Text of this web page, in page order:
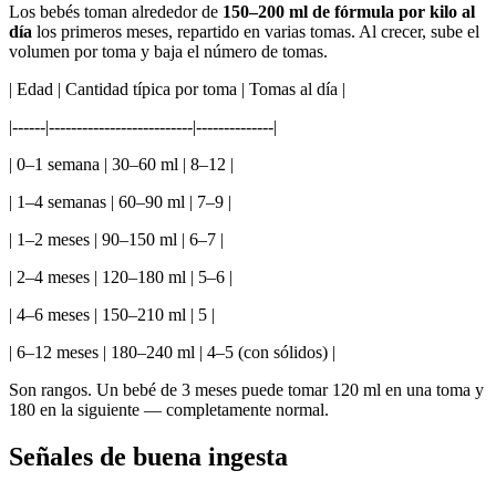
Los bebés toman alrededor de 150–200 ml de fórmula por kilo al
día los primeros meses, repartido en varias tomas. Al crecer, sube el
volumen por toma y baja el número de tomas.
| Edad | Cantidad típica por toma | Tomas al día |
|------|--------------------------|--------------|
| 0–1 semana | 30–60 ml | 8–12 |
| 1–4 semanas | 60–90 ml | 7–9 |
| 1–2 meses | 90–150 ml | 6–7 |
| 2–4 meses | 120–180 ml | 5–6 |
| 4–6 meses | 150–210 ml | 5 |
| 6–12 meses | 180–240 ml | 4–5 (con sólidos) |
Son rangos. Un bebé de 3 meses puede tomar 120 ml en una toma y
180 en la siguiente — completamente normal.
Señales de buena ingesta